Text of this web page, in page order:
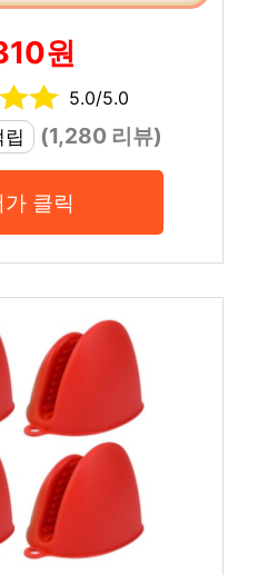
원
5.0/5.0
(1,280 리뷰)
클릭